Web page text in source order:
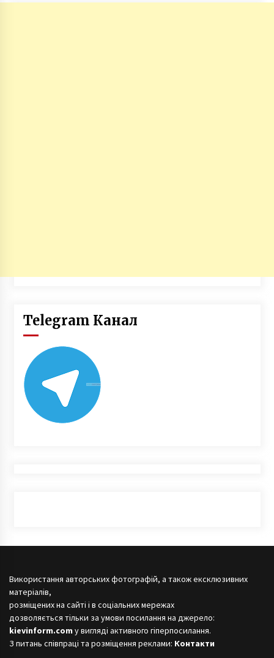
Telegram Канал
Використання авторських фотографій, а також ексклюзивних
матеріалів,
розміщених на сайті і в соціальних мережах
дозволяється тільки за умови посилання на джерело:
kievinform.com у вигляді активного гіперпосилання.
З питань співпраці та розміщення реклами: Контакти